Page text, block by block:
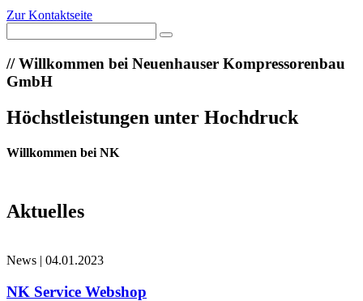
Zur Kontaktseite
//Willkommen bei Neuenhauser Kompressorenbau
GmbH
Höchstleistungen unter Hochdruck
Willkommen bei NK
Aktuelles
News | 04.01.2023
NK Service Webshop